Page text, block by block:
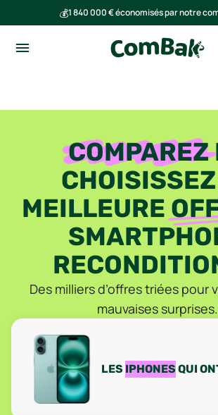
💰1 840 000 € économisés par notre
COMPAREZ
MEILLEURE
Des milliers d’offres triées pour
mauvaises surprises.
LES IPHONES QUI